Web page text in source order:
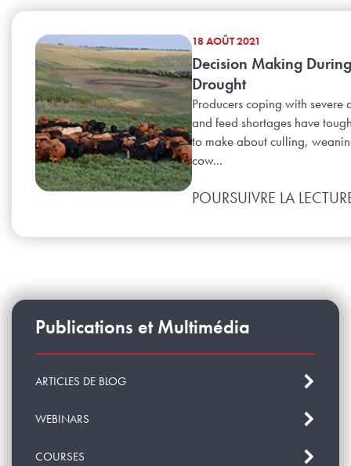
18 AOÛT 2021
Decision Making During
Drought
Producers coping with severe
and feed shortages have
to make about culling,
cow...
POURSUIVRE LA
Publications et Multimédia
ARTICLES DE BLOG
WEBINARS
COURSES